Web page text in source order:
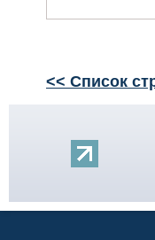
<< Список